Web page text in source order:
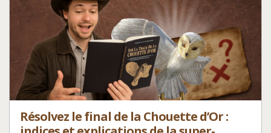
Résolvez le final de la Chouette d’Or :